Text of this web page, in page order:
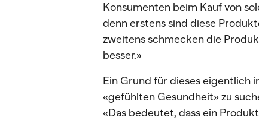
Konsumenten beim Kauf von
denn erstens sind diese
zweitens schmecken die
besser.»
Ein Grund für dieses eigentlich
«gefühlten Gesundheit» zu
«Das bedeutet, dass ein